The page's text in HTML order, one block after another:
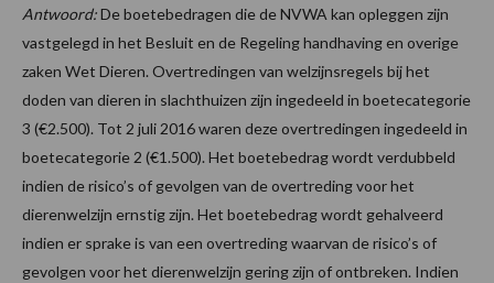
Antwoord:De boetebedragen die de NVWA kan opleggen zijn
vastgelegd in het Besluit en de Regeling handhaving en overige
zaken Wet Dieren. Overtredingen van welzijnsregels bij het
doden van dieren in slachthuizen zijn ingedeeld in boetecategorie
3 (€2.500). Tot 2 juli 2016 waren deze overtredingen ingedeeld in
boetecategorie 2 (€1.500). Het boetebedrag wordt verdubbeld
indien de risico’s of gevolgen van de overtreding voor het
dierenwelzijn ernstig zijn. Het boetebedrag wordt gehalveerd
indien er sprake is van een overtreding waarvan de risico’s of
gevolgen voor het dierenwelzijn gering zijn of ontbreken. Indien